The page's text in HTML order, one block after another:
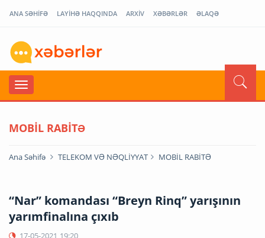
ANA SƏHİFƏ LAYİHƏ HAQQINDA ARXİV XƏBƏRLƏR ƏLAQƏ
MOBİL RABİTƏ
Ana Səhifə TELEKOM VƏ NƏQLİYYAT MOBİL RABİTƏ
“Nar” komandası “Breyn Rinq” yarışının
yarımfinalına çıxıb
17-05-2021 19:20